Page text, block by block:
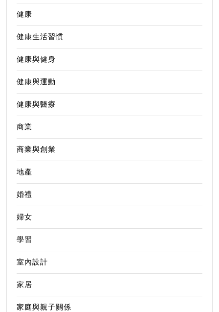
健康
健康生活習慣
健康與健身
健康與運動
健康與醫療
商業
商業與創業
地產
婚禮
婦女
學習
室內設計
家居
家庭與親子關係